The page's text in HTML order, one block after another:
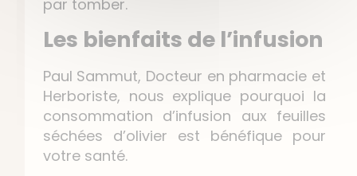
par tomber.
Les bienfaits de l’infusion
Paul Sammut, Docteur en pharmacie et
Herboriste, nous explique pourquoi la
consommation d’infusion aux feuilles
séchées d’olivier est bénéfique pour
votre santé.